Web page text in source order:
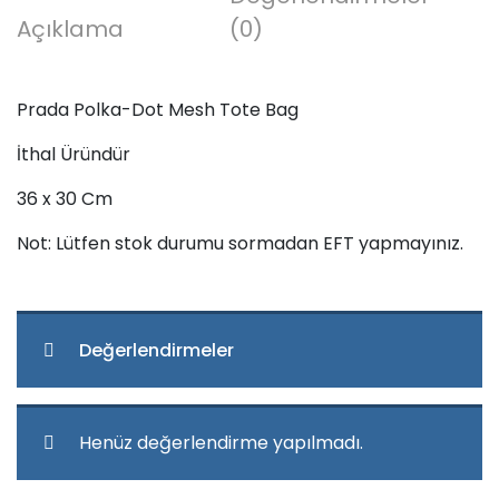
Açıklama
(0)
Prada Polka-Dot Mesh Tote Bag
İthal Üründür
36 x 30 Cm
Not: Lütfen stok durumu sormadan EFT yapmayınız.
Değerlendirmeler
Henüz değerlendirme yapılmadı.